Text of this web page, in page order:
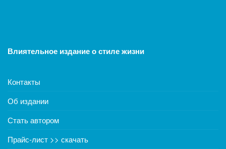
Влиятельное издание о стиле жизни
Контакты
Об издании
Стать автором
Прайс-лист >> скачать